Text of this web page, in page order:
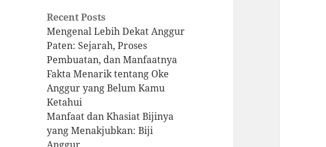
Recent Posts
Mengenal Lebih Dekat Anggur
Paten: Sejarah, Proses
Pembuatan, dan Manfaatnya
Fakta Menarik tentang Oke
Anggur yang Belum Kamu
Ketahui
Manfaat dan Khasiat Bijinya
yang Menakjubkan: Biji